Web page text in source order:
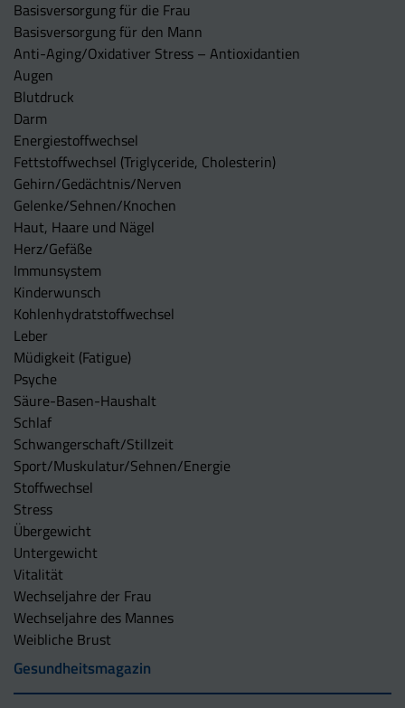
Basisversorgung für die Frau
Basisversorgung für den Mann
Anti-Aging/Oxidativer Stress – Antioxidantien
Augen
Blutdruck
Darm
Energiestoffwechsel
Fettstoffwechsel (Triglyceride, Cholesterin)
Gehirn/Gedächtnis/Nerven
Gelenke/Sehnen/Knochen
Haut, Haare und Nägel
Herz/Gefäße
Immunsystem
Kinderwunsch
Kohlenhydratstoffwechsel
Leber
Müdigkeit (Fatigue)
Psyche
Säure-Basen-Haushalt
Schlaf
Schwangerschaft/Stillzeit
Sport/Muskulatur/Sehnen/Energie
Stoffwechsel
Stress
Übergewicht
Untergewicht
Vitalität
Wechseljahre der Frau
Wechseljahre des Mannes
Weibliche Brust
Gesundheitsmagazin